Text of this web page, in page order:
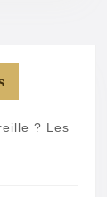
? Les